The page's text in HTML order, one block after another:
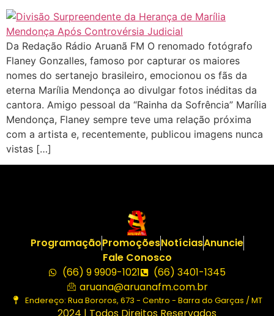
Da Redação Rádio Aruanã FM O renomado fotógrafo
Flaney Gonzalles, famoso por capturar os maiores
nomes do sertanejo brasileiro, emocionou os fãs da
eterna Marília Mendonça ao divulgar fotos inéditas da
cantora. Amigo pessoal da “Rainha da Sofrência” Marília
Mendonça, Flaney sempre teve uma relação próxima
com a artista e, recentemente, publicou imagens nunca
vistas […]
ProgramaçãoPromoçõesNotíciasAnuncie
Fale Conosco
(66) 9 9909-1021
(66) 3401-1345
aruana@aruanafm.com.br
Endereço: Rua Bororos, 673 - Centro - Barra do Garças / MT
2024 | Todos Direitos Reservados